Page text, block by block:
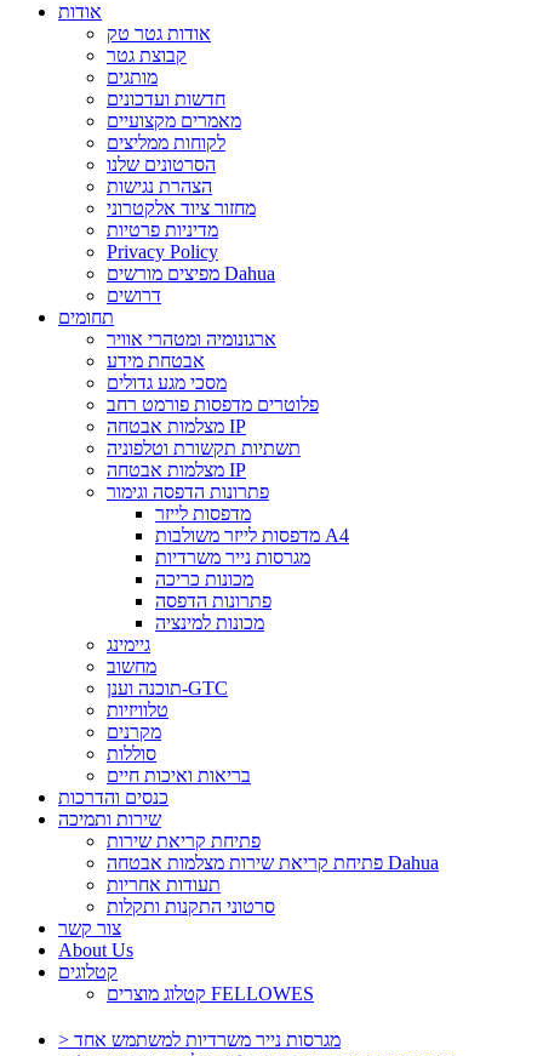
אודות
אודות גטר טק
קבוצת גטר
מותגים
חדשות ועדכונים
מאמרים מקצועיים
לקוחות ממליצים
הסרטונים שלנו
הצהרת נגישות
מחזור ציוד אלקטרוני
מדיניות פרטיות
Privacy Policy
מפיצים מורשים Dahua
דרושים
תחומים
ארגונומיה ומטהרי אוויר
אבטחת מידע
מסכי מגע גדולים
פלוטרים מדפסות פורמט רחב
מצלמות אבטחה IP
תשתיות תקשורת וטלפוניה
מצלמות אבטחה IP
פתרונות הדפסה וגימור
מדפסות לייזר
מדפסות לייזר משולבות A4
מגרסות נייר משרדיות
מכונות כריכה
פתרונות הדפסה
מכונות למינציה
גיימינג
מחשוב
תוכנה וענן-GTC
טלוויזיות
מקרנים
סוללות
בריאות ואיכות חיים
כנסים והדרכות
שירות ותמיכה
פתיחת קריאת שירות
פתיחת קריאת שירות מצלמות אבטחה Dahua
תעודות אחריות
סרטוני התקנות ותקלות
צור קשר
About Us
קטלוגים
קטלוג מוצרים FELLOWES
> מגרסות נייר משרדיות למשתמש אחד